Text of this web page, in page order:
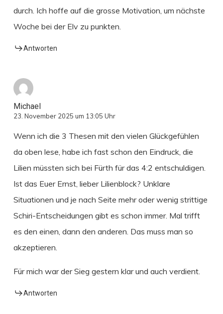
durch. Ich hoffe auf die grosse Motivation, um nächste
Woche bei der Elv zu punkten.
Antworten
Michael
23. November 2025 um 13:05 Uhr
Wenn ich die 3 Thesen mit den vielen Glückgefühlen
da oben lese, habe ich fast schon den Eindruck, die
Lilien müssten sich bei Fürth für das 4:2 entschuldigen.
Ist das Euer Ernst, lieber Lilienblock? Unklare
Situationen und je nach Seite mehr oder wenig strittige
Schiri-Entscheidungen gibt es schon immer. Mal trifft
es den einen, dann den anderen. Das muss man so
akzeptieren.
Für mich war der Sieg gestern klar und auch verdient.
Antworten